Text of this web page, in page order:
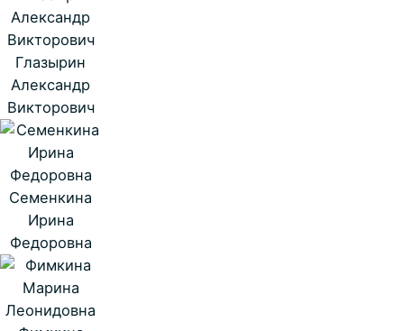
Глазырин
Александр
Викторович
Семенкина
Ирина
Федоровна